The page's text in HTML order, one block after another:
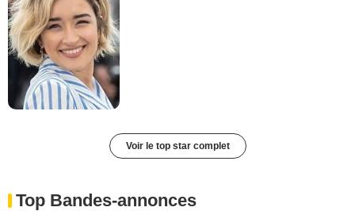
Voir le top star complet
Top Bandes-annonces